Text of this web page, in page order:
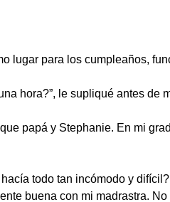
lugar para los cumpleaños,
hora?”, le supliqué antes de
papá y Stephanie. En mi
todo tan incómodo y
buena con mi madrastra.